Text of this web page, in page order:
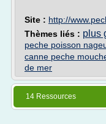
Site : http://
Thèmes liés : plus
peche poisson
canne peche
de mer
14 Ressources